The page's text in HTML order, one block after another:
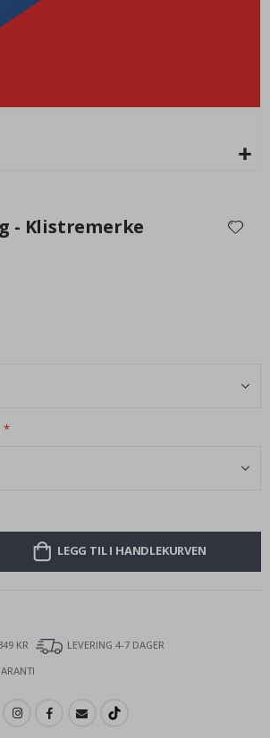
- Klistremerke
LEGG TIL I HANDLEKURVEN
KR
LEVERING 4-7 DAGER